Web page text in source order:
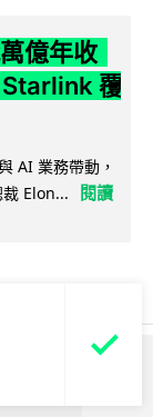
億年收
Starlink 覆
AI 業務帶動，
Elon...
閱讀